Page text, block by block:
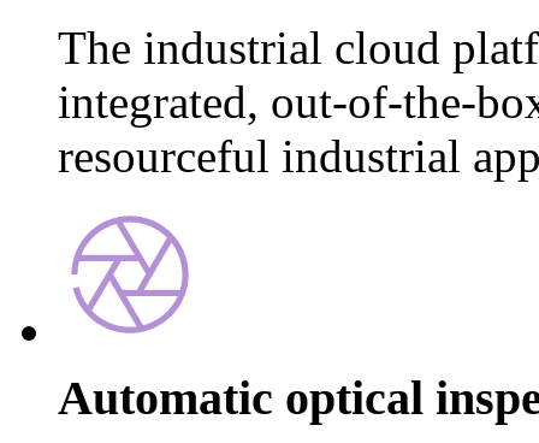
The industrial cloud
integrated, out-of-the-
resourceful industrial
Automatic optical